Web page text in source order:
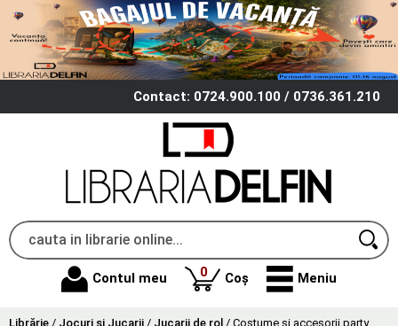
Contact: 0724.900.100 / 0736.361.210
Contul meu 0produse
Coș Meniu
Librărie / Jocuri si Jucarii / Jucarii de rol / Costume si accesorii party